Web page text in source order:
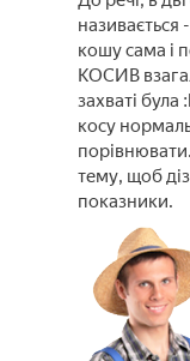
називається
кошу сама і
КОСИВ
захваті
косу
тему, щоб
показники.